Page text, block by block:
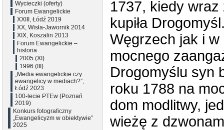
Wycieczki (oferty)
Forum Ewangelickie
XXIII, Łódź 2019
XX, Wisła-Jawornik 2014
XIX, Koszalin 2013
Forum Ewangelickie –
historia
2005 (XI)
1996 (III)
„Media ewangelickie czy
ewangelicy w mediach?”,
Łódź 2023
100-lecie PTEw (Poznań
2019)
Konkurs fotograficzny
„Ewangelicyzm w obiektywie”
2025
1737, kiedy
kupiła
Węgrzech jak i w
mocnego
Drogomyślu syn
roku 1788 na
dom modlitwy,
wieżę z